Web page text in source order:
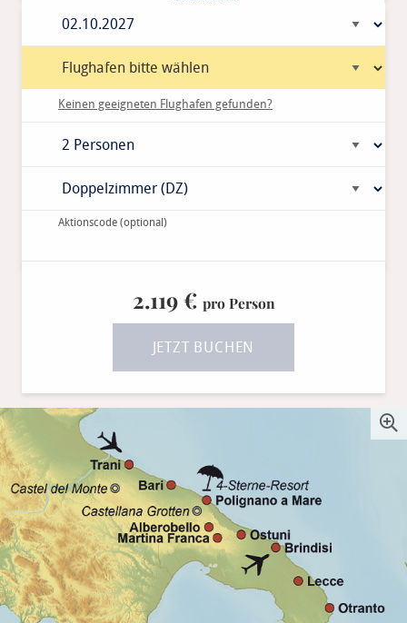
Keinen geeigneten Flughafen gefunden?
Aktionscode(optional)
2.119 € pro Person
JETZT BUCHEN